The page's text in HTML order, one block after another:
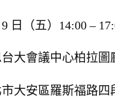
9 日（五）14:00 –
台大會議中心柏拉圖
市大安區羅斯福路四